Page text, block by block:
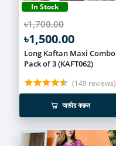
In Stock
৳1,700.00
৳1,500.00
Long Kaftan Maxi Combo
Pack of 3 (KAFT062)
(149 reviews)
অর্ডার করুন